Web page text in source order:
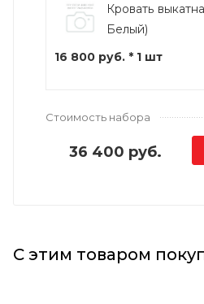
Кровать
Белый)
16 800 руб. * 1 шт
Стоимость набора
36 400 руб.
С этим товаром